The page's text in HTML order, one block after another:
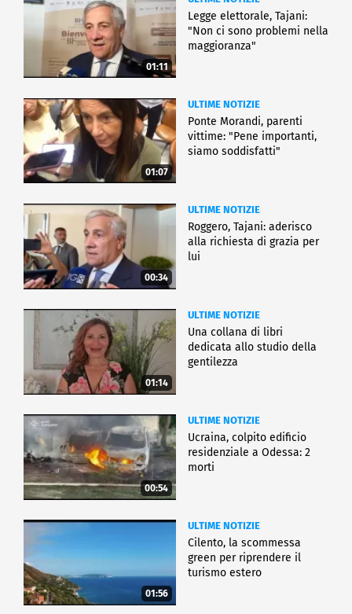
ECONOMIA
01:11
Legge elettorale, Tajani:
"Non ci sono problemi nella
maggioranza"
01:07
ULTIME NOTIZIE
Ponte Morandi, parenti
vittime: "Pene importanti,
siamo soddisfatti"
00:34
ULTIME NOTIZIE
Roggero, Tajani: aderisco
alla richiesta di grazia per
lui
01:14
ULTIME NOTIZIE
Una collana di libri
dedicata allo studio della
gentilezza
00:54
ULTIME NOTIZIE
Ucraina, colpito edificio
residenziale a Odessa: 2
morti
01:56
ULTIME NOTIZIE
Cilento, la scommessa
green per riprendere il
turismo estero